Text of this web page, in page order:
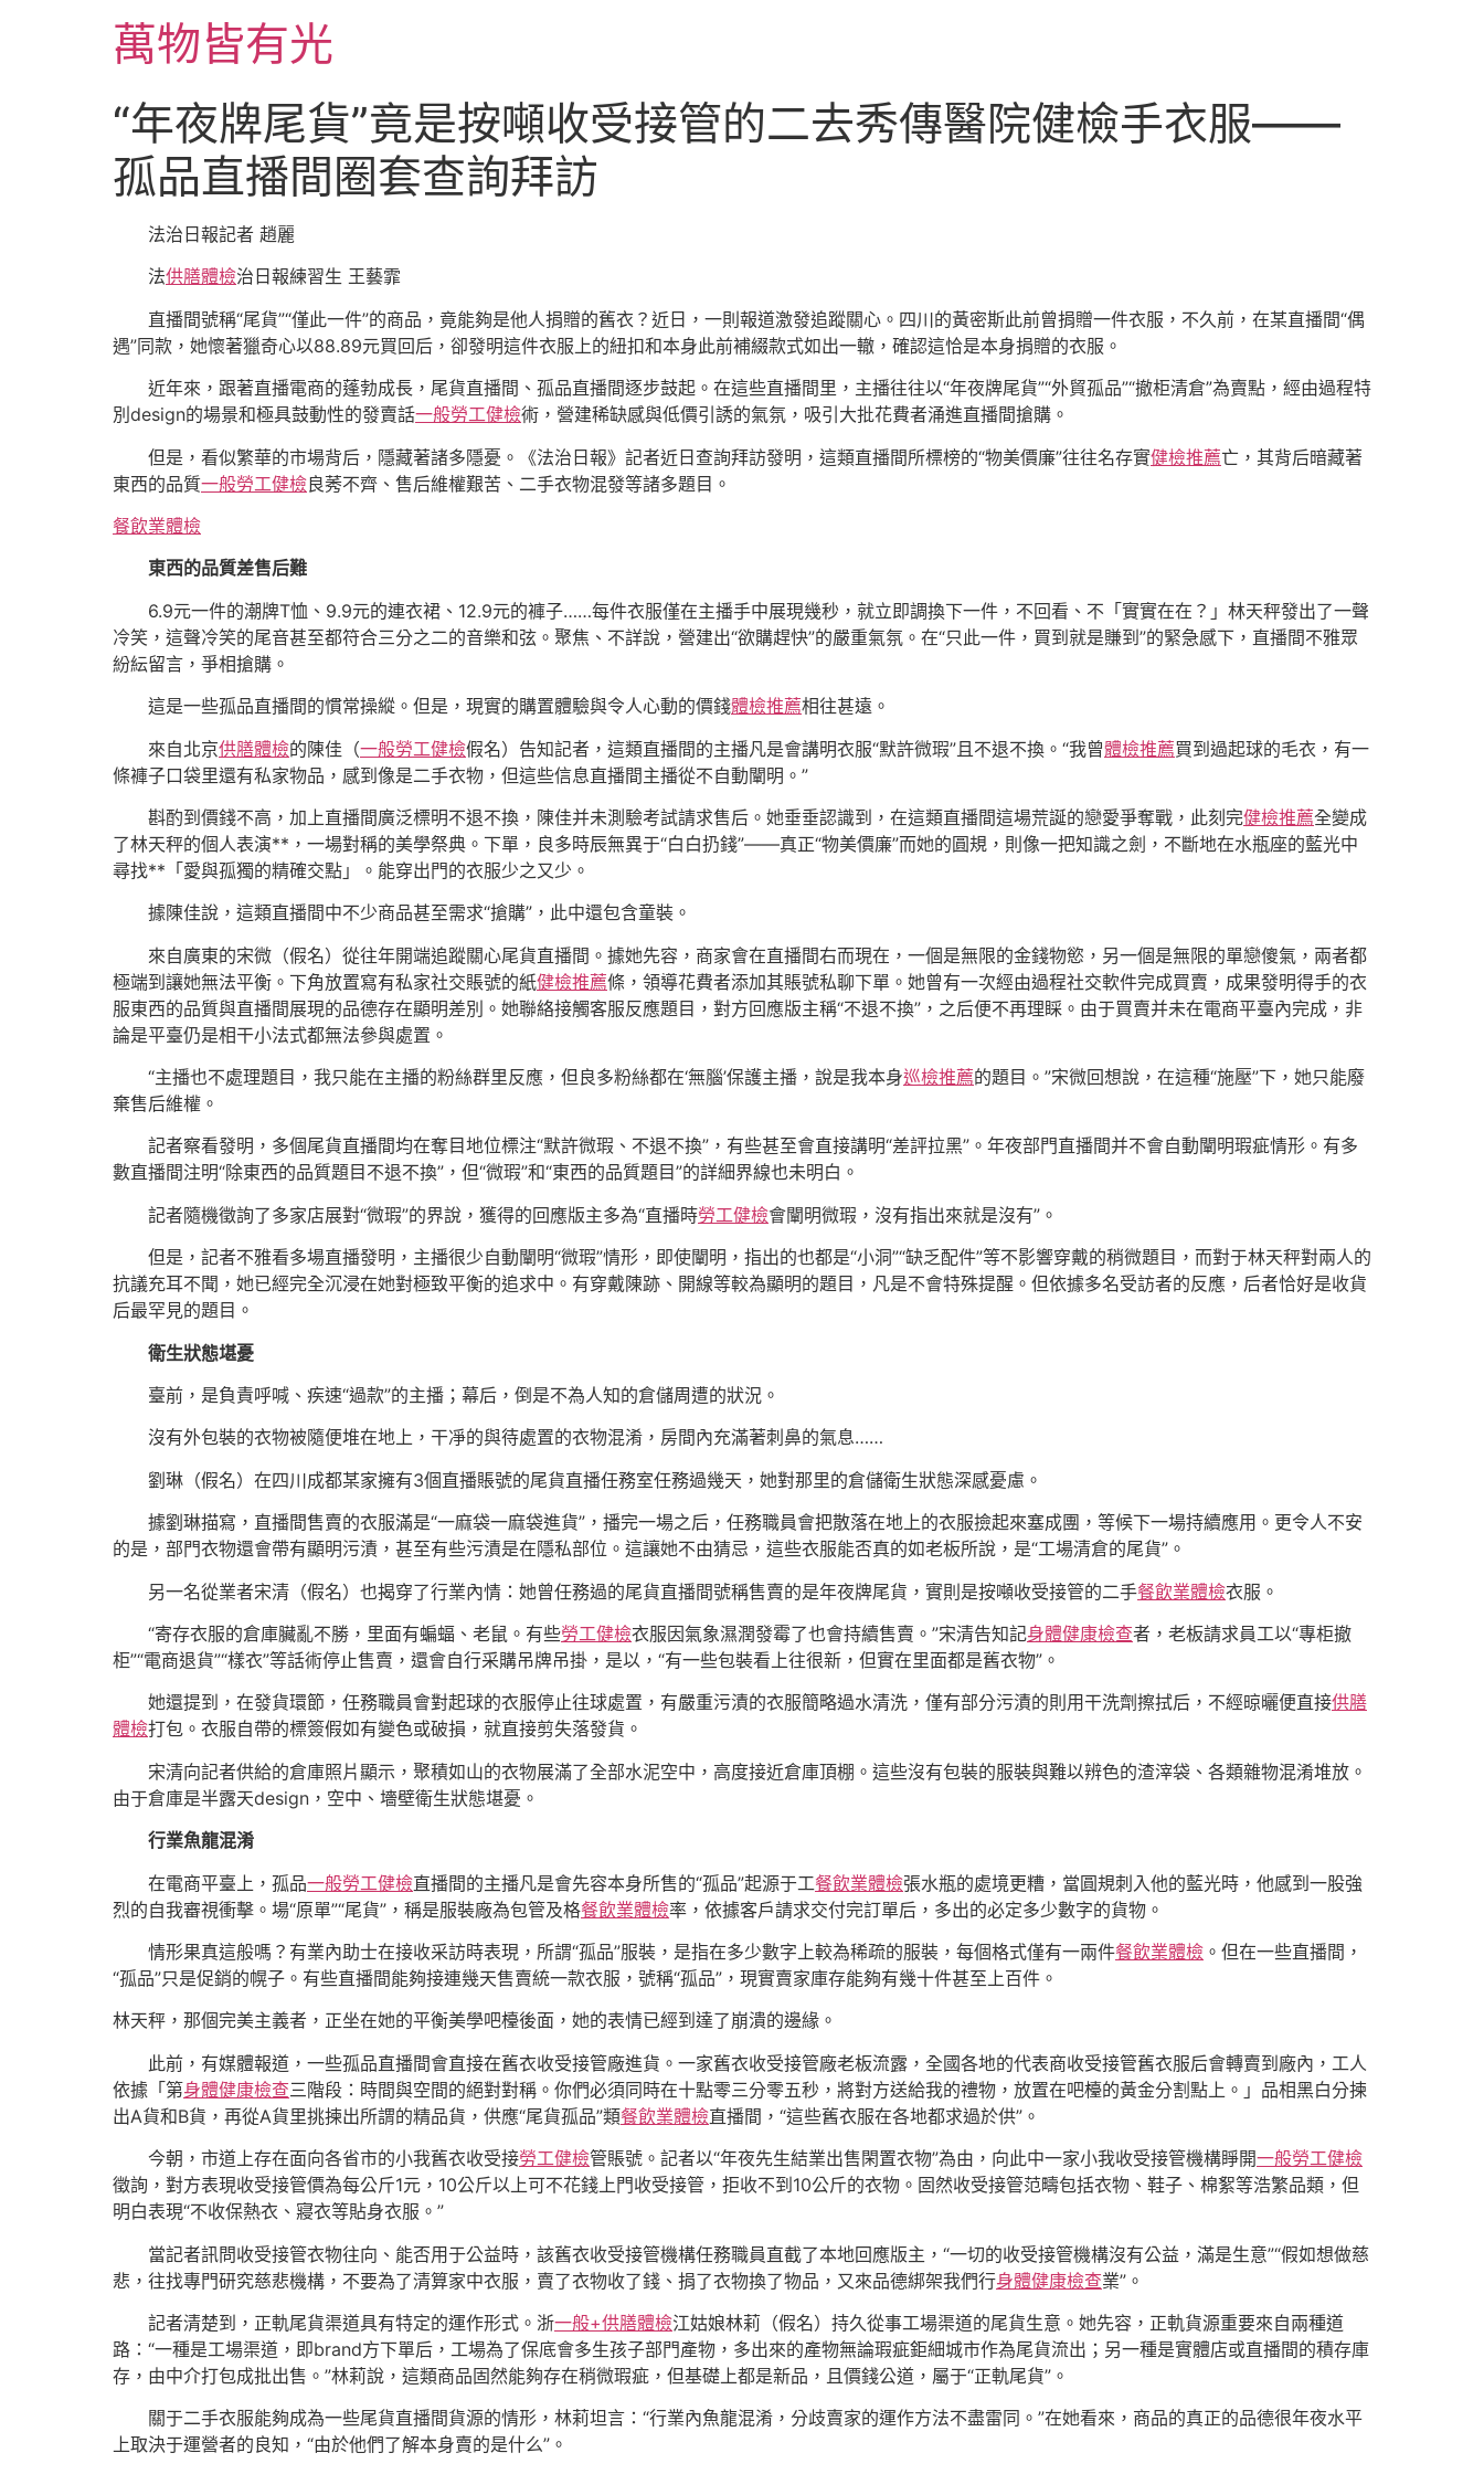
萬物皆有光
“年夜牌尾貨”竟是按噸收受接管的二去秀傳醫院健檢手衣服——
孤品直播間圈套查詢拜訪
法治日報記者 趙麗
法供膳體檢治日報練習生 王藝霏
直播間號稱“尾貨”“僅此一件”的商品，竟能夠是他人捐贈的舊衣？近日，一則報道激發追蹤關心。四川的黃密斯此前曾捐贈一件衣服，不久前，在某直播間“偶
遇”同款，她懷著獵奇心以88.89元買回后，卻發明這件衣服上的紐扣和本身此前補綴款式如出一轍，確認這恰是本身捐贈的衣服。
近年來，跟著直播電商的蓬勃成長，尾貨直播間、孤品直播間逐步鼓起。在這些直播間里，主播往往以“年夜牌尾貨”“外貿孤品”“撤柜清倉”為賣點，經由過程特
別design的場景和極具鼓動性的發賣話一般勞工健檢術，營建稀缺感與低價引誘的氣氛，吸引大批花費者涌進直播間搶購。
但是，看似繁華的市場背后，隱藏著諸多隱憂。《法治日報》記者近日查詢拜訪發明，這類直播間所標榜的“物美價廉”往往名存實健檢推薦亡，其背后暗藏著
東西的品質一般勞工健檢良莠不齊、售后維權艱苦、二手衣物混發等諸多題目。
餐飲業體檢
東西的品質差售后難
6.9元一件的潮牌T恤、9.9元的連衣裙、12.9元的褲子……每件衣服僅在主播手中展現幾秒，就立即調換下一件，不回看、不「實實在在？」林天秤發出了一聲
冷笑，這聲冷笑的尾音甚至都符合三分之二的音樂和弦。聚焦、不詳說，營建出“欲購趕快”的嚴重氣氛。在“只此一件，買到就是賺到”的緊急感下，直播間不雅眾
紛紜留言，爭相搶購。
這是一些孤品直播間的慣常操縱。但是，現實的購置體驗與令人心動的價錢體檢推薦相往甚遠。
來自北京供膳體檢的陳佳（一般勞工健檢假名）告知記者，這類直播間的主播凡是會講明衣服“默許微瑕”且不退不換。“我曾體檢推薦買到過起球的毛衣，有一
條褲子口袋里還有私家物品，感到像是二手衣物，但這些信息直播間主播從不自動闡明。”
斟酌到價錢不高，加上直播間廣泛標明不退不換，陳佳并未測驗考試請求售后。她垂垂認識到，在這類直播間這場荒誕的戀愛爭奪戰，此刻完健檢推薦全變成
了林天秤的個人表演**，一場對稱的美學祭典。下單，良多時辰無異于“白白扔錢”——真正“物美價廉”而她的圓規，則像一把知識之劍，不斷地在水瓶座的藍光中
尋找**「愛與孤獨的精確交點」。能穿出門的衣服少之又少。
據陳佳說，這類直播間中不少商品甚至需求“搶購”，此中還包含童裝。
來自廣東的宋微（假名）從往年開端追蹤關心尾貨直播間。據她先容，商家會在直播間右而現在，一個是無限的金錢物慾，另一個是無限的單戀傻氣，兩者都
極端到讓她無法平衡。下角放置寫有私家社交賬號的紙健檢推薦條，領導花費者添加其賬號私聊下單。她曾有一次經由過程社交軟件完成買賣，成果發明得手的衣
服東西的品質與直播間展現的品德存在顯明差別。她聯絡接觸客服反應題目，對方回應版主稱“不退不換”，之后便不再理睬。由于買賣并未在電商平臺內完成，非
論是平臺仍是相干小法式都無法參與處置。
“主播也不處理題目，我只能在主播的粉絲群里反應，但良多粉絲都在‘無腦’保護主播，說是我本身巡檢推薦的題目。”宋微回想說，在這種“施壓”下，她只能廢
棄售后維權。
記者察看發明，多個尾貨直播間均在奪目地位標注“默許微瑕、不退不換”，有些甚至會直接講明“差評拉黑”。年夜部門直播間并不會自動闡明瑕疵情形。有多
數直播間注明“除東西的品質題目不退不換”，但“微瑕”和“東西的品質題目”的詳細界線也未明白。
記者隨機徵詢了多家店展對“微瑕”的界說，獲得的回應版主多為“直播時勞工健檢會闡明微瑕，沒有指出來就是沒有”。
但是，記者不雅看多場直播發明，主播很少自動闡明“微瑕”情形，即使闡明，指出的也都是“小洞”“缺乏配件”等不影響穿戴的稍微題目，而對于林天秤對兩人的
抗議充耳不聞，她已經完全沉浸在她對極致平衡的追求中。有穿戴陳跡、開線等較為顯明的題目，凡是不會特殊提醒。但依據多名受訪者的反應，后者恰好是收貨
后最罕見的題目。
衛生狀態堪憂
臺前，是負責呼喊、疾速“過款”的主播；幕后，倒是不為人知的倉儲周遭的狀況。
沒有外包裝的衣物被隨便堆在地上，干凈的與待處置的衣物混淆，房間內充滿著刺鼻的氣息……
劉琳（假名）在四川成都某家擁有3個直播賬號的尾貨直播任務室任務過幾天，她對那里的倉儲衛生狀態深感憂慮。
據劉琳描寫，直播間售賣的衣服滿是“一麻袋一麻袋進貨”，播完一場之后，任務職員會把散落在地上的衣服撿起來塞成團，等候下一場持續應用。更令人不安
的是，部門衣物還會帶有顯明污漬，甚至有些污漬是在隱私部位。這讓她不由猜忌，這些衣服能否真的如老板所說，是“工場清倉的尾貨”。
另一名從業者宋清（假名）也揭穿了行業內情：她曾任務過的尾貨直播間號稱售賣的是年夜牌尾貨，實則是按噸收受接管的二手餐飲業體檢衣服。
“寄存衣服的倉庫臟亂不勝，里面有蝙蝠、老鼠。有些勞工健檢衣服因氣象濕潤發霉了也會持續售賣。”宋清告知記身體健康檢查者，老板請求員工以“專柜撤
柜”“電商退貨”“樣衣”等話術停止售賣，還會自行采購吊牌吊掛，是以，“有一些包裝看上往很新，但實在里面都是舊衣物”。
她還提到，在發貨環節，任務職員會對起球的衣服停止往球處置，有嚴重污漬的衣服簡略過水清洗，僅有部分污漬的則用干洗劑擦拭后，不經晾曬便直接供膳
體檢打包。衣服自帶的標簽假如有變色或破損，就直接剪失落發貨。
宋清向記者供給的倉庫照片顯示，聚積如山的衣物展滿了全部水泥空中，高度接近倉庫頂棚。這些沒有包裝的服裝與難以辨色的渣滓袋、各類雜物混淆堆放。
由于倉庫是半露天design，空中、墻壁衛生狀態堪憂。
行業魚龍混淆
在電商平臺上，孤品一般勞工健檢直播間的主播凡是會先容本身所售的“孤品”起源于工餐飲業體檢張水瓶的處境更糟，當圓規刺入他的藍光時，他感到一股強
烈的自我審視衝擊。場“原單”“尾貨”，稱是服裝廠為包管及格餐飲業體檢率，依據客戶請求交付完訂單后，多出的必定多少數字的貨物。
情形果真這般嗎？有業內助士在接收采訪時表現，所謂“孤品”服裝，是指在多少數字上較為稀疏的服裝，每個格式僅有一兩件餐飲業體檢 。但在一些直播間，
“孤品”只是促銷的幌子。有些直播間能夠接連幾天售賣統一款衣服，號稱“孤品”，現實賣家庫存能夠有幾十件甚至上百件。
林天秤，那個完美主義者，正坐在她的平衡美學吧檯後面，她的表情已經到達了崩潰的邊緣。
此前，有媒體報道，一些孤品直播間會直接在舊衣收受接管廠進貨。一家舊衣收受接管廠老板流露，全國各地的代表商收受接管舊衣服后會轉賣到廠內，工人
依據「第身體健康檢查三階段：時間與空間的絕對對稱。你們必須同時在十點零三分零五秒，將對方送給我的禮物，放置在吧檯的黃金分割點上。」品相黑白分揀
出A貨和B貨，再從A貨里挑揀出所謂的精品貨，供應“尾貨孤品”類餐飲業體檢直播間，“這些舊衣服在各地都求過於供”。
今朝，市道上存在面向各省市的小我舊衣收受接勞工健檢管賬號。記者以“年夜先生結業出售閑置衣物”為由，向此中一家小我收受接管機構睜開一般勞工健檢
徵詢，對方表現收受接管價為每公斤1元，10公斤以上可不花錢上門收受接管，拒收不到10公斤的衣物。固然收受接管范疇包括衣物、鞋子、棉絮等浩繁品類，但
明白表現“不收保熱衣、寢衣等貼身衣服。”
當記者訊問收受接管衣物往向、能否用于公益時，該舊衣收受接管機構任務職員直截了本地回應版主，“一切的收受接管機構沒有公益，滿是生意”“假如想做慈
悲，往找專門研究慈悲機構，不要為了清算家中衣服，賣了衣物收了錢、捐了衣物換了物品，又來品德綁架我們行身體健康檢查業”。
記者清楚到，正軌尾貨渠道具有特定的運作形式。浙一般+供膳體檢江姑娘林莉（假名）持久從事工場渠道的尾貨生意。她先容，正軌貨源重要來自兩種道
路：“一種是工場渠道，即brand方下單后，工場為了保底會多生孩子部門產物，多出來的產物無論瑕疵鉅細城市作為尾貨流出；另一種是實體店或直播間的積存庫
存，由中介打包成批出售。”林莉說，這類商品固然能夠存在稍微瑕疵，但基礎上都是新品，且價錢公道，屬于“正軌尾貨”。
關于二手衣服能夠成為一些尾貨直播間貨源的情形，林莉坦言：“行業內魚龍混淆，分歧賣家的運作方法不盡雷同。”在她看來，商品的真正的品德很年夜水平
上取決于運營者的良知，“由於他們了解本身賣的是什么”。